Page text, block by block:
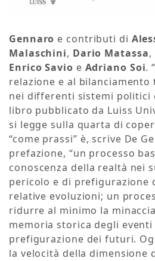
Gennaro e contributi di
Malaschini, Dario Matassa,
Enrico Savio e Adriano Soi.
relazione e al
nei differenti sistemi politici
libro pubblicato da Luiss
si legge sulla quarta di
“come prassi” è, scrive De
prefazione, “un processo
conoscenza della realtà nei
pericolo e di prefigurazione
relative evoluzioni; un
ridurre al minimo la
memoria storica degli eventi
prefigurazione dei futuri.
la velocità della dimensione